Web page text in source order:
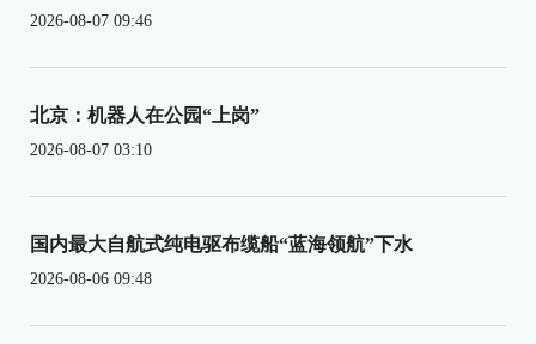
2026-08-07 09:46
北京：机器人在公园“上岗”
2026-08-07 03:10
国内最大自航式纯电驱布缆船“蓝海领航”下水
2026-08-06 09:48